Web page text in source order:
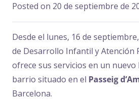
Posted on 20 de septiembre de
Desde el lunes, 16 de septiembre,
de Desarrollo Infantil y Atención
ofrece sus servicios en un nuevo
barrio situado en el Passeig
Barcelona.